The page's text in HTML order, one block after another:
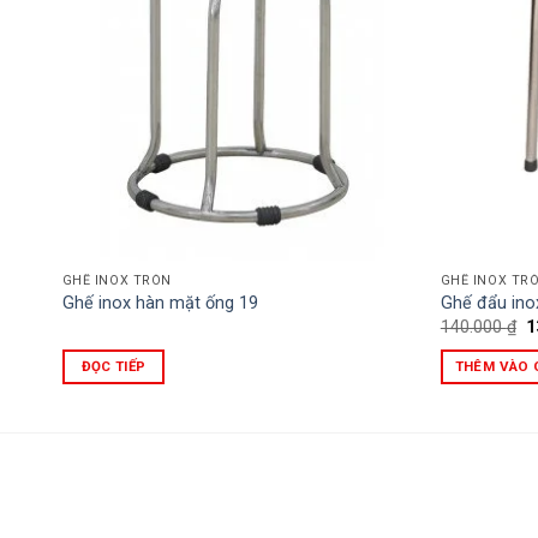
GHẾ INOX TRÒN
Ghế inox hàn mặt ống 19
ĐỌC TIẾP
GHẾ INOX
Ghế đẩu
140.000₫
THÊM VÀO